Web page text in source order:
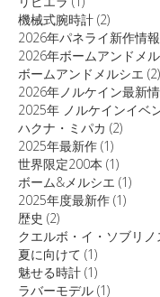
機械式腕時計 (2)
2026年パネライ新作情報
2026年ボームアンドメ
ボームアンドメルシエ (2)
2026年ノルケイン最新
2025年 ノルケインイベ
ハクナ・ミパカ (2)
2025年最新作 (1)
世界限定200本 (1)
ボーム&メルシエ (1)
2025年度最新作 (1)
歴史 (2)
クエルボ・イ・ソブリノ
夏に向けて (1)
魅せる時計 (1)
ラバーモデル (1)